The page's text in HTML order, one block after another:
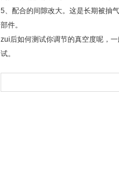
5、配合的间隙改大。这是长期被抽
部件。
zui后如何测试你调节的真空度呢，
试。